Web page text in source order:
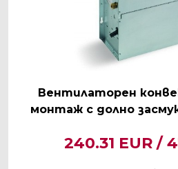
Вентилаторен
монтаж с долно
240.31 EUR /